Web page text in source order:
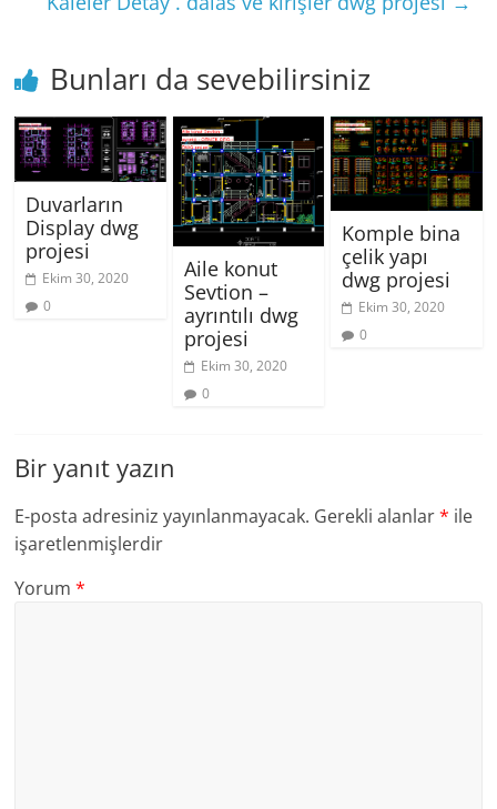
Bunları da sevebilirsiniz
Duvarların
Display dwg
projesi
Ekim 30, 2020
0
Aile konut
Sevtion –
ayrıntılı dwg
projesi
Ekim 30, 2020
0
Komple bina
çelik yapı
dwg projesi
Ekim 30, 2020
0
Bir yanıt yazın
E-posta adresiniz yayınlanmayacak. Gerekli alanlar* ile
işaretlenmişlerdir
Yorum*